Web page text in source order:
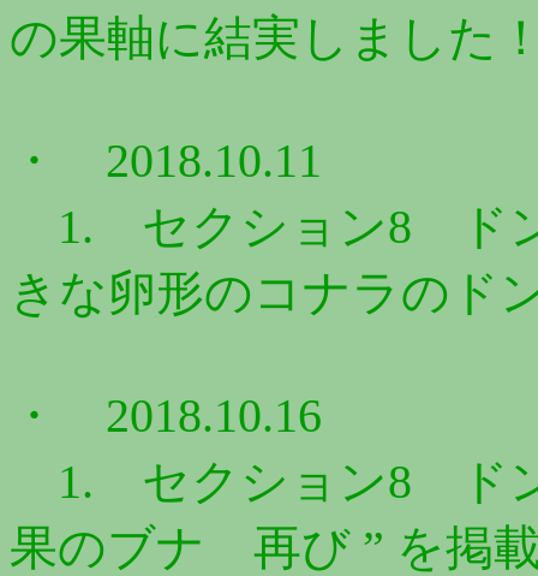
の果軸に結実しました
・ 2018.10.11
1. セクション8 ドン
きな卵形のコナラのド
・ 2018.10.16
1. セクション8 ドン
果のブナ 再び ” を掲